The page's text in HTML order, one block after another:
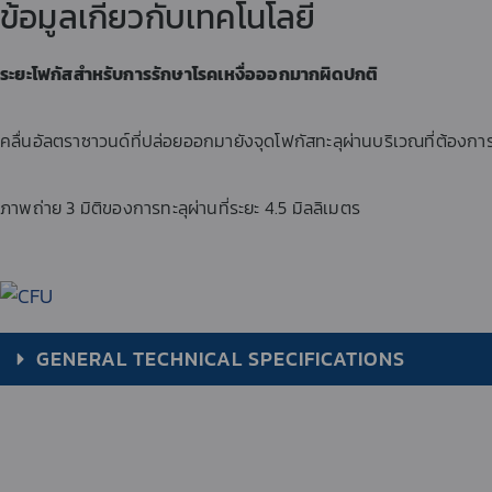
ข้อมูลเกี่ยวกับเทคโนโลยี
ระยะโฟกัสสำหรับการรักษาโรคเหงื่อออกมากผิดปกติ
คลื่นอัลตราซาวนด์ที่ปล่อยออกมายังจุดโฟกัสทะลุผ่านบริเวณที่ต้องกา
ภาพถ่าย 3 มิติของการทะลุผ่านที่ระยะ 4.5 มิลลิเมตร
GENERAL TECHNICAL SPECIFICATIONS